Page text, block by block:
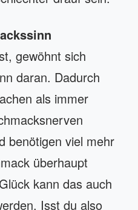
gewöhnt sich
daran. Dadurch
als immer
benötigen viel mehr
überhaupt
kann das auch
Isst du also